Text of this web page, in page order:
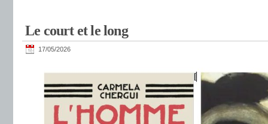
Le court et le long
17/05/2026